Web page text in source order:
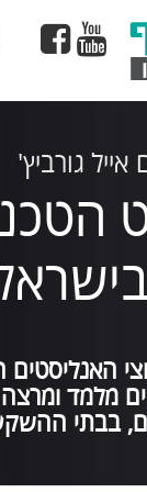
בישראל.
במסגרות רבות: